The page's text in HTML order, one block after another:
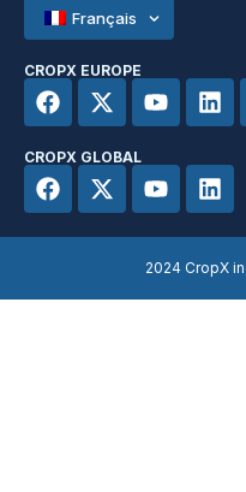
Français
CROPX EUROPE
CROPX GLOBAL
2024 CropX